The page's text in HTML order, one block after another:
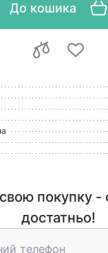
До кошика
покупку -
достатньо!